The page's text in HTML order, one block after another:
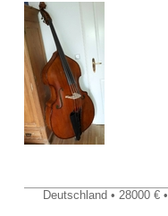
Deutschland • 28000 € •